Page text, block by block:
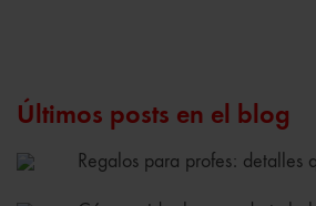
Últimos posts en el blog
Regalos para profes: detalles